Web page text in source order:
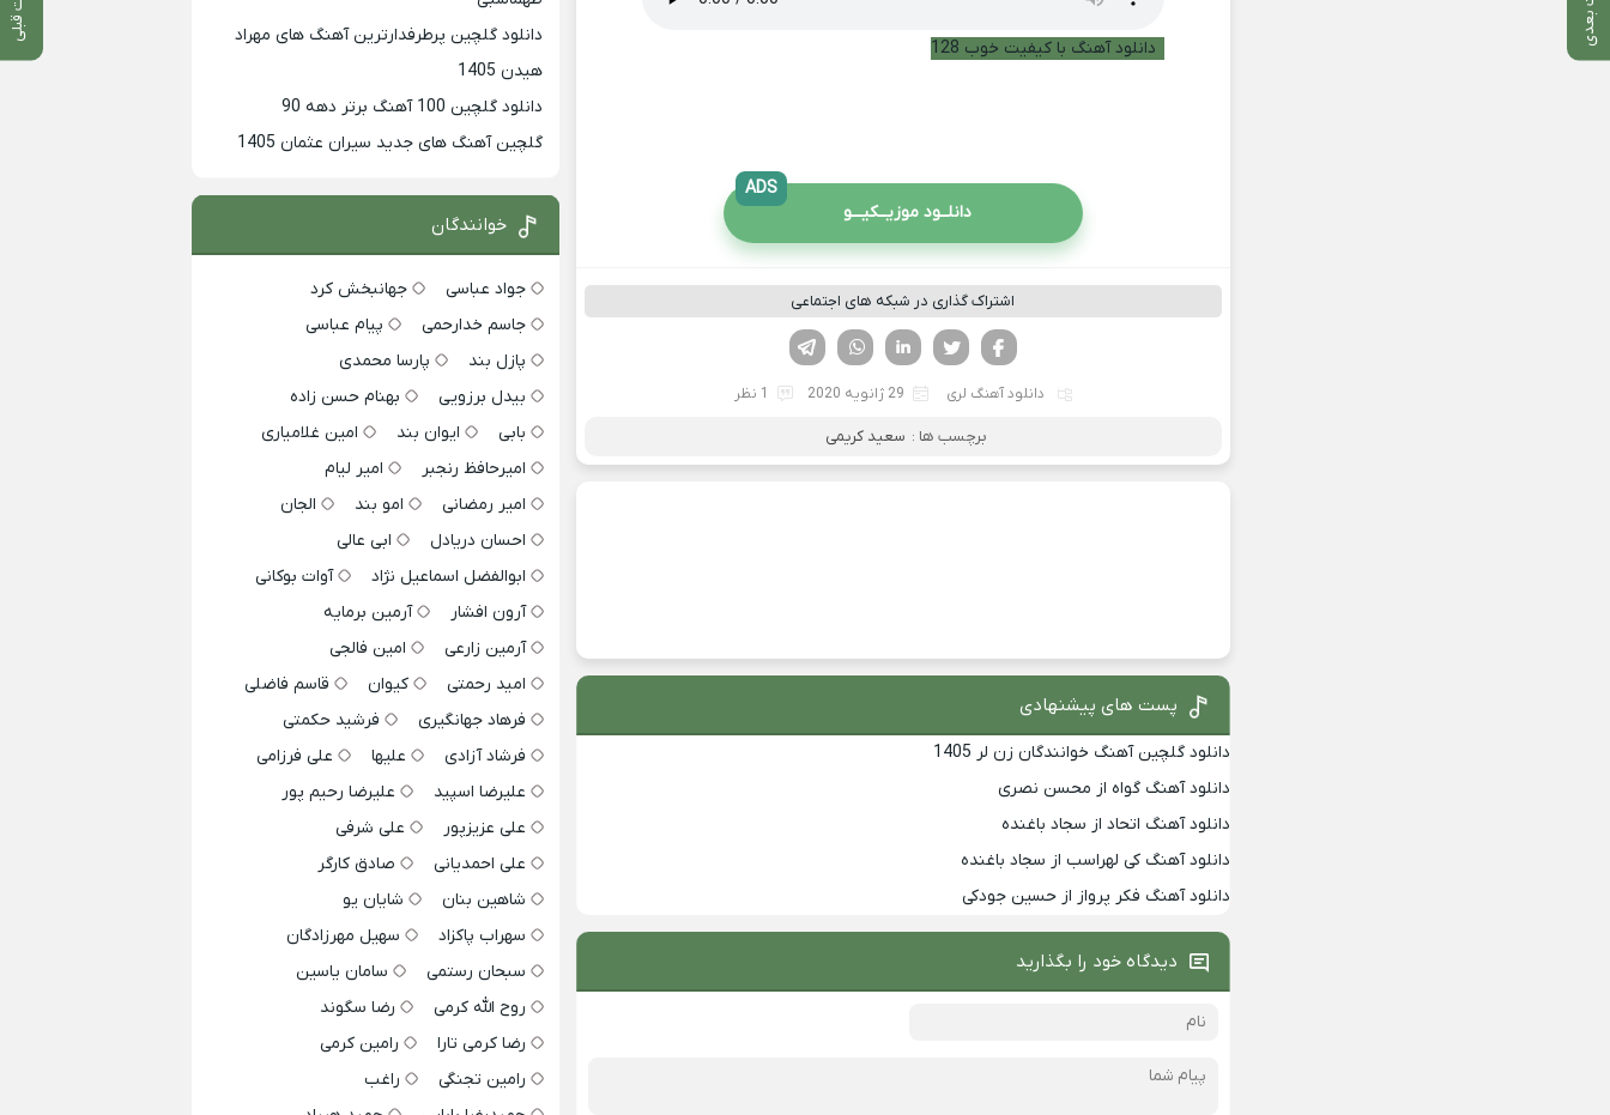
دانلود آهنگ با کیفیت خوب 128
دانلــود موزیــکیـــو
ADS
اشتراک گذاری در شبکه های اجتماعی
لینکدین تویتر
فیسوک
دانلود آهنگ لری 29 ژانویه 2020 1 نظر
برچسب ها : سعید کریمی
پست های پیشنهادی
دانلود گلچین آهنگ خوانندگان زن لر 1405
دانلود آهنگ گواه از محسن نصری
دانلود آهنگ اتحاد از سجاد باغنده
دانلود آهنگ کی لهراسب از سجاد باغنده
دانلود آهنگ فکر پرواز از حسین جودکی
دیدگاه خود را بگذارید
دانلود گلچین پرطرفدارترین آهنگ های مهراد
هیدن 1405
دانلود گلچین 100 آهنگ برتر دهه 90
گلچین آهنگ های جدید سیران عثمان 1405
خوانندگان
جواد عباسی
جهانبخش کرد
جاسم خدارحمی
پیام عباسی
پازل بند
پارسا محمدی
بیدل برزویی
بهنام حسن زاده
بابی
ایوان بند
امین غلامیاری
امیرحافظ رنجبر
امیر لیام
امیر رمضانی
امو بند
الجان
احسان دریادل
ابی عالی
ابوالفضل اسماعیل نژاد
آوات بوکانی
آرون افشار
آرمین برمایه
آرمین زارعی
امین فالجی
امید رحمتی
کیوان
قاسم فاضلی
فرهاد جهانگیری
فرشید حکمتی
فرشاد آزادی
علیها
علی فرزامی
علیرضا اسپید
علیرضا رحیم پور
علی عزیزپور
علی شرفی
علی احمدیانی
صادق کارگر
شاهین بنان
شایان یو
سهراب پاکزاد
سهیل مهرزادگان
سبحان رستمی
سامان یاسین
روح الله کرمی
رضا سگوند
رضا کرمی تارا
رامین کرمی
رامین تجنگی
راغب